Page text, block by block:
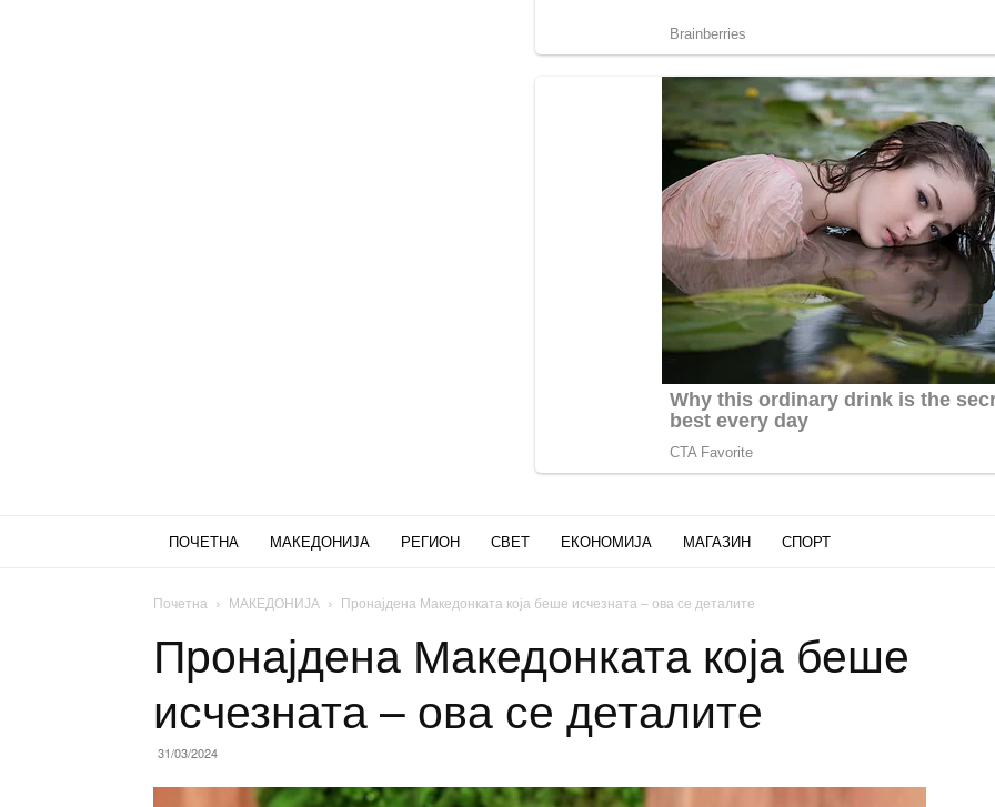
ПОЧЕТНА МАКЕДОНИЈА РЕГИОН СВЕТ ЕКОНОМИЈА МАГАЗИН СПОРТ
Почетна МАКЕДОНИЈА Пронајдена Македонката која беше исчезната – ова се деталите
Пронајдена Македонката која беше
исчезната – ова се деталите
31/03/2024